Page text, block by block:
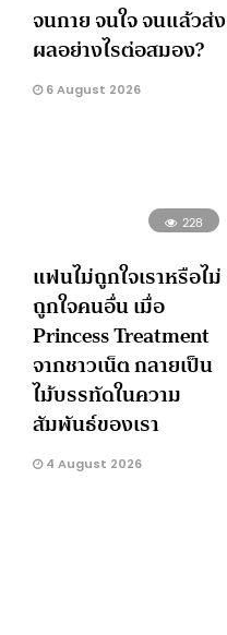
จนกาย จนใจ จนแล้วส่ง
ผลอย่างไรต่อสมอง?
6 August 2026
228
แฟนไม่ถูกใจเราหรือไม่
ถูกใจคนอื่น เมื่อ
Princess Treatment
จากชาวเน็ต กลายเป็น
ไม้บรรทัดในความ
สัมพันธ์ของเรา
4 August 2026